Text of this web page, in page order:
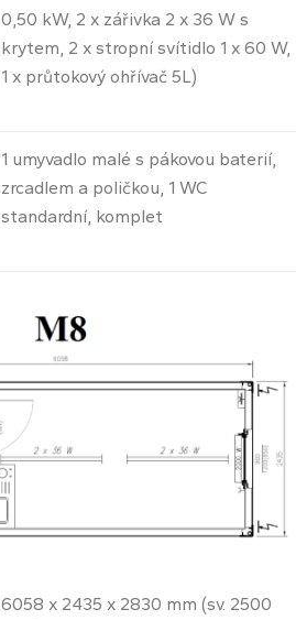
0,50 kW, 2 x zářivka 2 x 36 W s
krytem, 2 x stropní svítidlo 1 x 60 W,
1 x průtokový ohřívač 5L)
1 umyvadlo malé s pákovou baterií,
zrcadlem a poličkou, 1 WC
standardní, komplet
6058 x 2435 x 2830 mm (sv. 2500